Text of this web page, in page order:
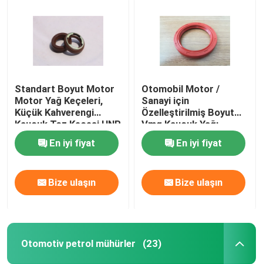
Metal Bağlantı Elemanları ve Bağlantı Elemanları
Vana kök petrol mühürler
Motor Tamir Parçaları
Elyaf Bezi Paketleme
Standart Boyut Motor
Motor Yağ Keçeleri,
Küçük Kahverengi
Kauçuk Toz Keçesi HNR
Materyal
En iyi fiyat
Bize ulaşın
Otomobil Motor /
Sanayi için
Özelleştirilmiş Boyut
Vmq Kauçuk Yağı
Dudak Mühür
En iyi fiyat
Bize ulaşın
Otomotiv petrol mühürler (23)